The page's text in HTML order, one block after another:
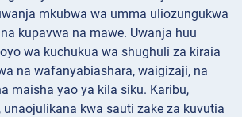
mkubwa wa umma uliozungukwa
kupavwa na mawe. Uwanja huu
wa kuchukua wa shughuli za kiraia
na wafanyabiashara, waigizaji, na
maisha yao ya kila siku. Karibu,
unaojulikana kwa sauti zake za kuvutia